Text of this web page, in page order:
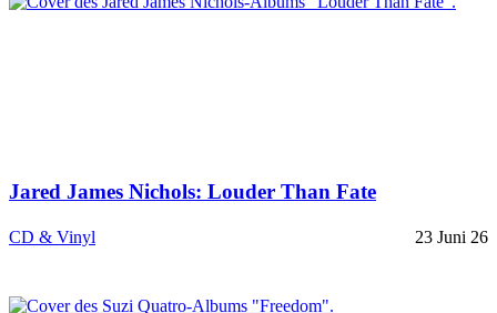
Jared James Nichols: Louder Than Fate
CD & Vinyl 23 Juni 26